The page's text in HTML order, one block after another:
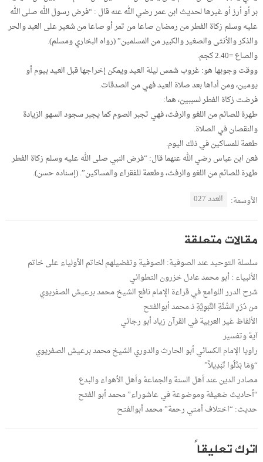
بر أو أرز أو غيرها لحديث ابن عمر رضي الله عنه قال : “فرض رسول الله صلى الله
عليه وسلم زكاة الفطر من رمضان صاعا من تمر أو صاعا من شعير على العبد والحر
والذكر والأنثى والصغير والكبير من المسلمين” (رواه البخاري ومسلم).
والصاع =2.40 كجم.
ووقت وجوبها هو: غروب شمس ليلة العيد ويمكن إخراجها قبل العيد بيوم أو
يومين، ومن أداها بعد صلاة العيد فهي من الصدقات.
فرضت زكاة الفطر لسببين، هما:
طهرة للصائم من اللغو والرفث، فهي تجبر الصوم كما يجبر سجود السهو الزيادة
والنقصان في الصلاة.
طعمة للمساكين في ذلك اليوم.
فعن ابن عباس رضي الله عنهما قال: “فرض النبي صلى الله عليه وسلم زكاة الفطر
طهرة للصائم من اللغو والرفث، وطعمة للفقراء والمساكين”. (إسناده حسن).
الأوسمة: العدد 027
مقالات متعلقة
سلسلة التوحيد عند الصوفية: الصوفية وتفضيلهم لخاتم الأولياء على خاتم
الأنبياء : أبو محمد عادل خزرون التطواني
شرح الدرر اللوامع في قراءة الإمام نافع الشيخ محمد برعيش الصفريوي
من دُرَرِ السُّنَّةِ النَّبَوِيَّةِ ذ.محمد أبوالفتح
الألفاظ غير العربية في القرآن زياد أبو رجائي
آية وتفسير
راويا الإمام الكسائي أبو الحارث والدوري الشيخ محمد برعيش الصفريوي
“وَمَا بَدَّلُوا تَبْدِيلاً”
مصادر الدين عند أهل السنة والجماعة وأهل الأهواء والبدع
“أحاديث ضعيفة وموضوعة في عاشوراء” محمد أبو الفتح
حديث: “اختلاف أمتي رحمة” محمد أبوالفتح
اترك تعليقاً